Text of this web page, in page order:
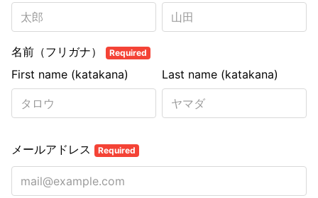
名前（フリガナ） Required
Last name (katakana)
First name (katakana)
メールアドレス Required